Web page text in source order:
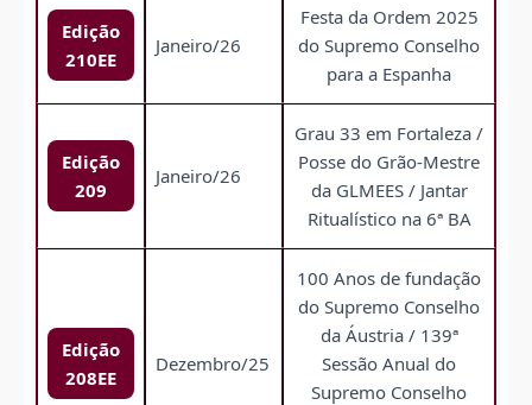
Edição
210EE
Janeiro/26
Festa da Ordem 2025
do Supremo Conselho
para a Espanha
Edição
209
Janeiro/26
Grau 33 em Fortaleza /
Posse do Grão-Mestre
da GLMEES / Jantar
Ritualístico na 6ª BA
Edição
208EE
Dezembro/25
100 Anos de fundação
do Supremo Conselho
da Áustria / 139ª
Sessão Anual do
Supremo Conselho